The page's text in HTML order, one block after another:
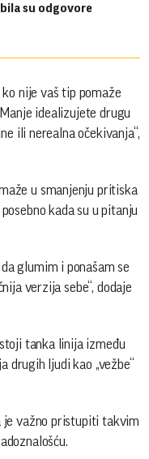
su odgovore
nije vaš tip pomaže
idealizujete drugu
ili nerealna očekivanja“,
u smanjenju pritiska
kada su u pitanju
glumim i ponašam se
verzija sebe“, dodaje
tanka linija između
ljudi kao „vežbe“
je važno pristupiti takvim